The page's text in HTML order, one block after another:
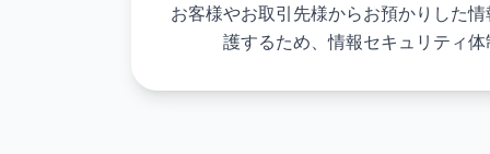
お客様やお取引先様からお預かりした
護するため、情報セキュリティ